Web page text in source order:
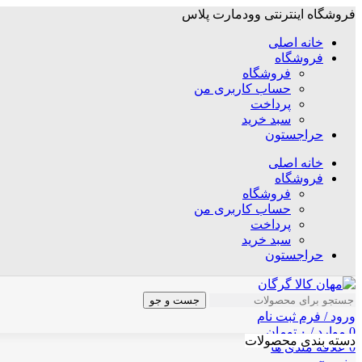
فروشگاه اینترنتی وودمارت پلاس
خانه اصلی
فروشگاه
فروشگاه
حساب کاربری من
پرداخت
سبد خرید
حراجستون
خانه اصلی
فروشگاه
فروشگاه
حساب کاربری من
پرداخت
سبد خرید
حراجستون
جست و جو
ورود / فرم ثبت نام
0 موارد / ۰ تومان
0 علاقه مندی ها
دسته بندی محصولات